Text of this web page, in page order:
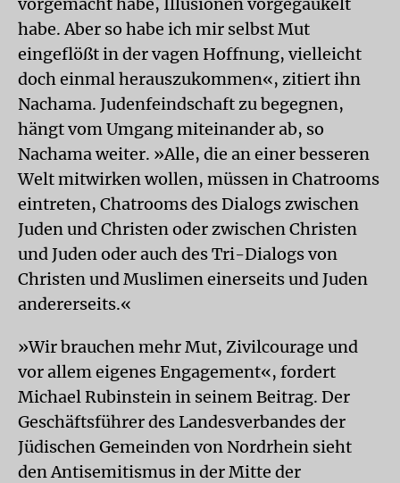
habe. Aber so habe ich mir selbst Mut
eingeflößt in der vagen Hoffnung, vielleicht
doch einmal herauszukommen«, zitiert ihn
Nachama. Judenfeindschaft zu begegnen,
hängt vom Umgang miteinander ab, so
Nachama weiter. »Alle, die an einer besseren
Welt mitwirken wollen, müssen in Chatrooms
eintreten, Chatrooms des Dialogs zwischen
Juden und Christen oder zwischen Christen
und Juden oder auch des Tri-Dialogs von
Christen und Muslimen einerseits und Juden
andererseits.«
»Wir brauchen mehr Mut, Zivilcourage und
vor allem eigenes Engagement«, fordert
Michael Rubinstein in seinem Beitrag. Der
Geschäftsführer des Landesverbandes der
Jüdischen Gemeinden von Nordrhein sieht
den Antisemitismus in der Mitte der